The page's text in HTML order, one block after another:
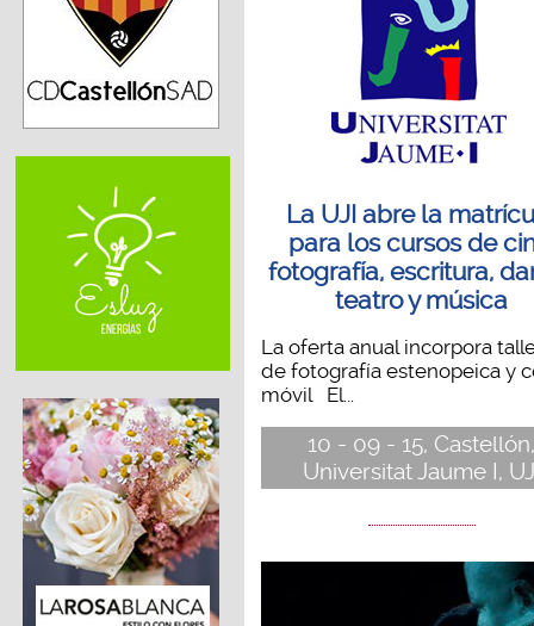
La UJI abre la
para los cursos de
fotografía, escritura,
teatro y música
La oferta anual incorpora
de fotografía estenopeica y
móvil El...
10 - 09 - 15,
Universitat Jaume I,